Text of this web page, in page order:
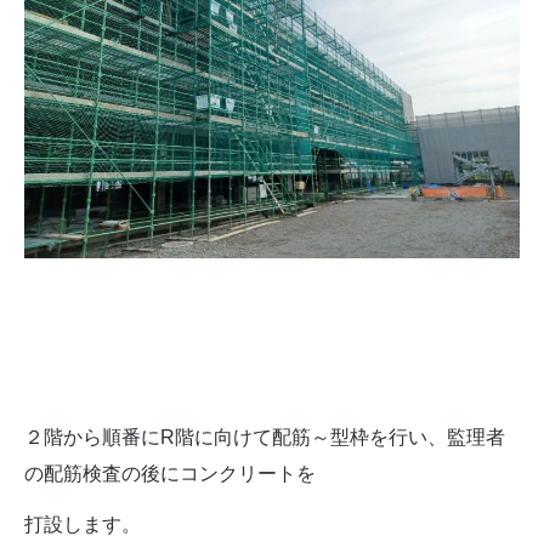
２階から順番にR階に向けて配筋～型枠を行い、監理者
の配筋検査の後にコンクリートを
打設します。